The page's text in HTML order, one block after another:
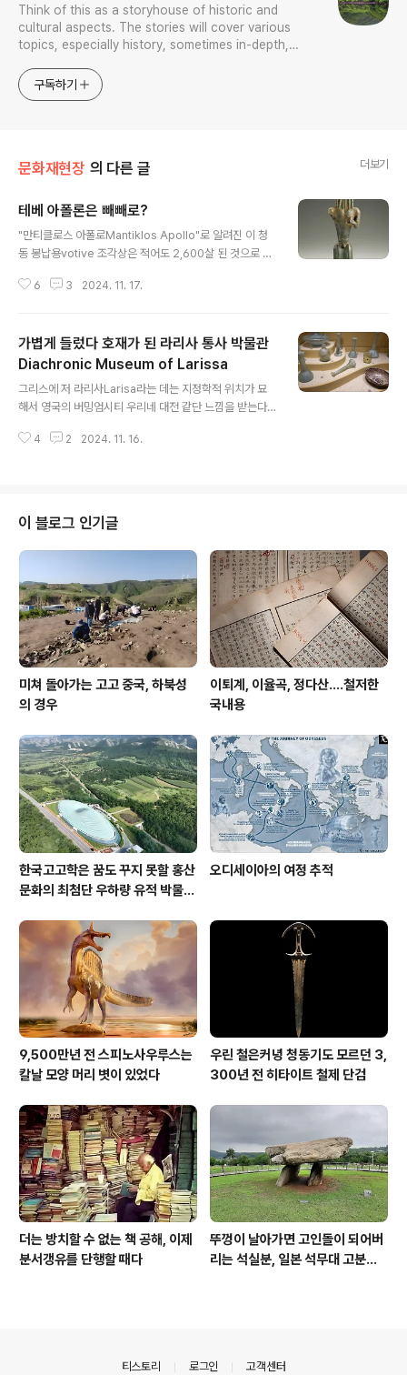
Think of this as a storyhouse of historic and
cultural aspects. The stories will cover various
topics, especially history, sometimes in-depth,
approach will be to resist any common sense or
generalized viewpoint
구독하기
문화재현장 의 다른 글 더보기
테베 아폴론은 빼빼로?
"만티클로스 아폴로Mantiklos Apollo"로 알려진 이 청
동 봉납용votive 조각상은 적어도 2,600살 된 것으로 그
기하학 Late Geometric 혹은 초기 오리엔탈라이징 시대
성이 있으며, 지역 엘리트의 부유한 구성원일 가능성이 있
는 만티클로스Mantiklos 라는 사람이 호의를 간청하는 글
이 시적으로 새겨져 있다. 이 유물은 현재 미국 매사추세츠
주 보스턴에 있는 미술박물관에 소장되어 있다. 1900년
ion 자금을 통해 19..
6 3 2024. 11. 17.
가볍게 들렀다 호재가 된 라리사 통사 박물관
Diachronic Museum of Larissa
그리스에 저 라리사Larisa라는 데는 지정학적 위치가 묘
해서 영국의 버밍엄시티 우리네 대전 같단 느낌을 받는다.
간판이 하도 자주 천지사방 보이기에 내 굳이 그쪽 한 곳을
다. Diachronic Museum of Larissa Διαχρονικό Μ
ουσείο Λάρισας - Diachronic Museum of Lariss
a https://maps.app.goo.gl/ik7j5gCgRYkbHqQq8
Diachronic Museum of Larissa · Larissawww.go
o..
4 2 2024. 11. 16.
이 블로그 인기글
미쳐 돌아가는 고고 중국, 하북성
의 경우
이퇴계, 이율곡, 정다산....철저한
국내용
한국고고학은 꿈도 꾸지 못할 홍산
문화의 최첨단 우하량 유적 박물관
오디세이아의 여정 추적
9,500만년 전 스피노사우루스는
칼날 모양 머리 볏이 있었다
우린 철은커녕 청동기도 모르던 3,
300년 전 히타이트 철제 단검
더는 방치할 수 없는 책 공해, 이제
분서갱유를 단행할 때다
뚜껑이 날아가면 고인돌이 되어버
리는 석실분, 일본 석무대 고분의
티스토리 로그인 고객센터